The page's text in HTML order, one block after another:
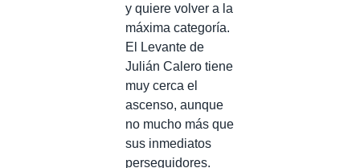
y quiere volver a la
máxima categoría.
El Levante de
Julián Calero tiene
muy cerca el
ascenso, aunque
no mucho más que
sus inmediatos
perseguidores.